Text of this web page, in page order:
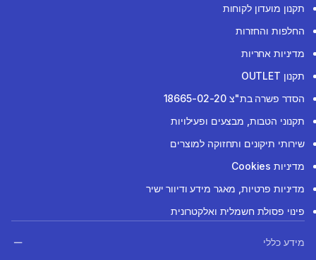
תקנון מועדון לקוחות
החלפות והחזרות
מדיניות אחריות
תקנון OUTLET
הסדר פשרה בת"צ 18665-02-20
תקנוני הטבות, מבצעים ופעילויות
שירותי תיקונים ותחזוקה למוצרים
מדיניות Cookies
מדיניות פרטיות, מאגר מידע ודיוור ישיר
פינוי פסולת חשמלית ואלקטרונית
מידע כללי